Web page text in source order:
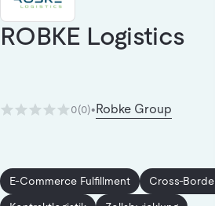
ROBKE Logistics
0(0)•Robke Group
E-Commerce Fulfillment Cross-